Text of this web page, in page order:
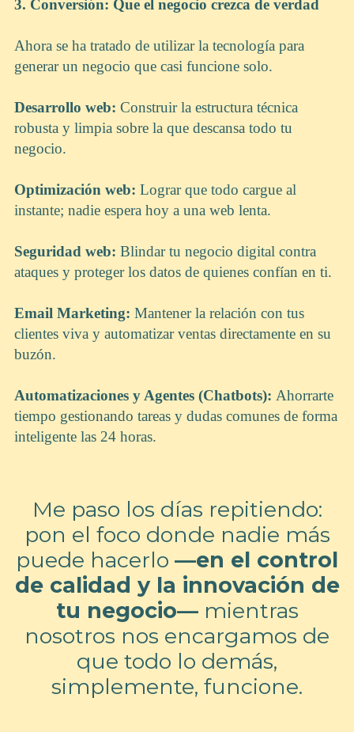
3. Conversión: Que el negocio crezca de verdad
Ahora se ha tratado de utilizar la tecnología para
generar un negocio que casi funcione solo.
Desarrollo web: Construir la estructura técnica
robusta y limpia sobre la que descansa todo tu
negocio.
Optimización web: Lograr que todo cargue al
instante; nadie espera hoy a una web lenta.
Seguridad web: Blindar tu negocio digital contra
ataques y proteger los datos de quienes confían en ti.
Email Marketing: Mantener la relación con tus
clientes viva y automatizar ventas directamente en su
buzón.
Automatizaciones y Agentes (Chatbots): Ahorrarte
tiempo gestionando tareas y dudas comunes de forma
inteligente las 24 horas.
Me paso los días repitiendo:
pon el foco donde nadie más
puede hacerlo —en el control
de calidad y la innovación de
tu negocio—mientras
nosotros nos encargamos de
que todo lo demás,
simplemente, funcione.